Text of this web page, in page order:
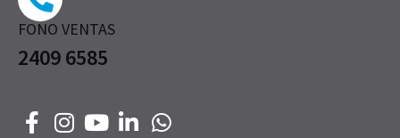
FONO VENTAS
2409 6585